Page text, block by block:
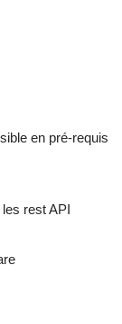
en pré-requis
rest API